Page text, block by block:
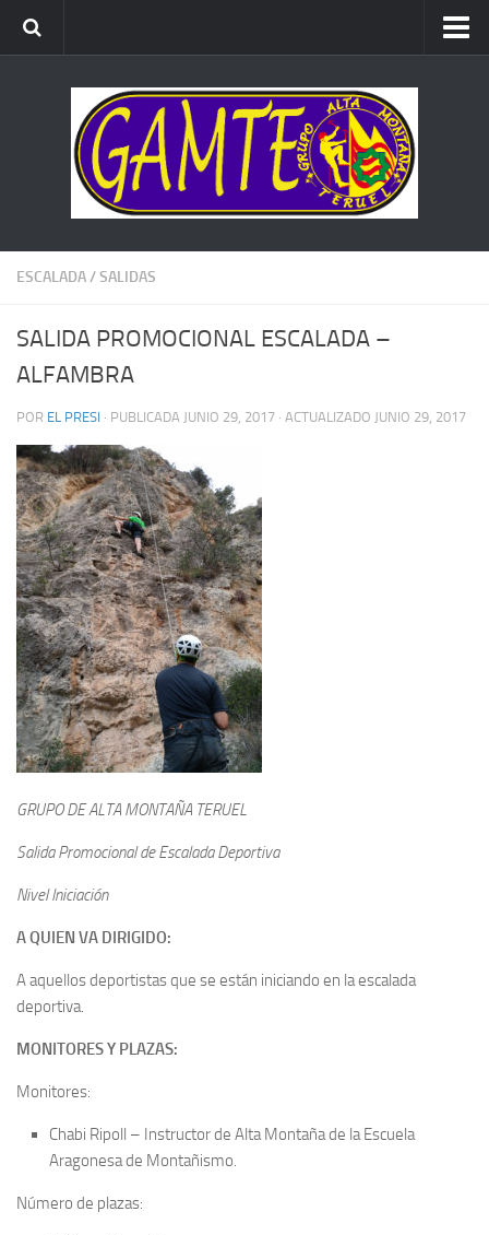
ESCALADA
BARRANCOS
ESCALADA/SALIDAS
SALIDA PROMOCIONAL ESCALADA –
ALFAMBRA
POR EL PRESI · PUBLICADA JUNIO 29, 2017 · ACTUALIZADO JUNIO 29, 2017
GRUPO DE ALTA MONTAÑA TERUEL
Salida Promocional de Escalada Deportiva
Nivel Iniciación
A QUIEN VA DIRIGIDO:
A aquellos deportistas que se están iniciando en la escalada
deportiva.
MONITORES Y PLAZAS:
Monitores:
Chabi Ripoll – Instructor de Alta Montaña de la Escuela
Aragonesa de Montañismo.
Número de plazas: